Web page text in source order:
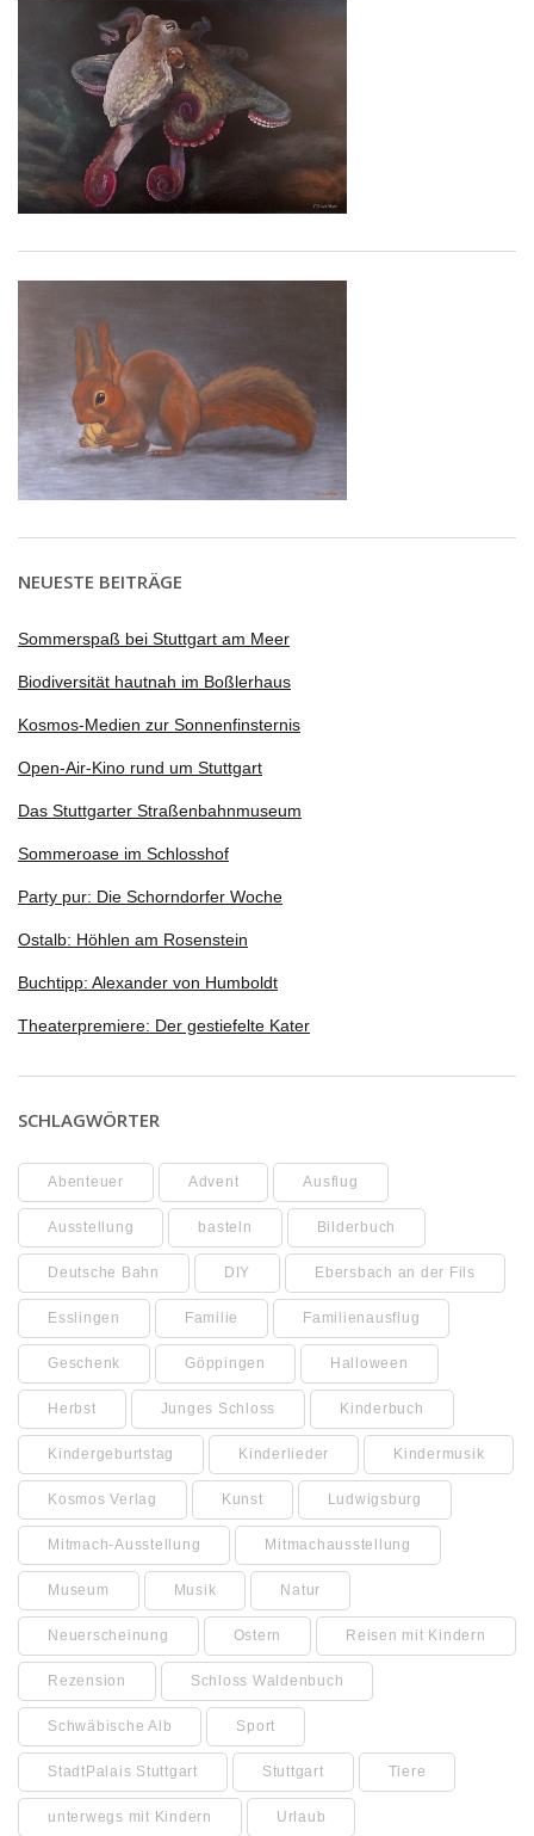
NEUESTE BEITRÄGE
Sommerspaß bei Stuttgart am Meer
Biodiversität hautnah im Boßlerhaus
Kosmos-Medien zur Sonnenfinsternis
Open-Air-Kino rund um Stuttgart
Das Stuttgarter Straßenbahnmuseum
Sommeroase im Schlosshof
Party pur: Die Schorndorfer Woche
Ostalb: Höhlen am Rosenstein
Buchtipp: Alexander von Humboldt
Theaterpremiere: Der gestiefelte Kater
SCHLAGWÖRTER
Abenteuer Advent Ausflug
Ausstellung basteln Bilderbuch
Deutsche Bahn DIY Ebersbach an der Fils
Esslingen Familie Familienausflug
Geschenk Göppingen Halloween
Herbst Junges Schloss Kinderbuch
Kindergeburtstag Kinderlieder Kindermusik
Kosmos Verlag Kunst Ludwigsburg
Mitmach-Ausstellung Mitmachausstellung
Museum Musik Natur
Neuerscheinung Ostern Reisen mit Kindern
Rezension Schloss Waldenbuch
Schwäbische Alb Sport
StadtPalais Stuttgart Stuttgart Tiere
unterwegs mit Kindern Urlaub